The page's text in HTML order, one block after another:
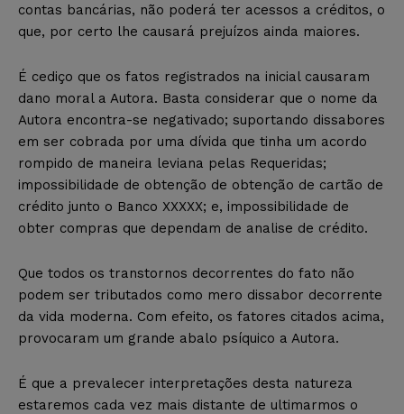
contas bancárias, não poderá ter acessos a créditos, o
que, por certo lhe causará prejuízos ainda maiores.
É cediço que os fatos registrados na inicial causaram
dano moral a Autora. Basta considerar que o nome da
Autora encontra-se negativado; suportando dissabores
em ser cobrada por uma dívida que tinha um acordo
rompido de maneira leviana pelas Requeridas;
impossibilidade de obtenção de obtenção de cartão de
crédito junto o Banco XXXXX; e, impossibilidade de
obter compras que dependam de analise de crédito.
Que todos os transtornos decorrentes do fato não
podem ser tributados como mero dissabor decorrente
da vida moderna. Com efeito, os fatores citados acima,
provocaram um grande abalo psíquico a Autora.
É que a prevalecer interpretações desta natureza
estaremos cada vez mais distante de ultimarmos o